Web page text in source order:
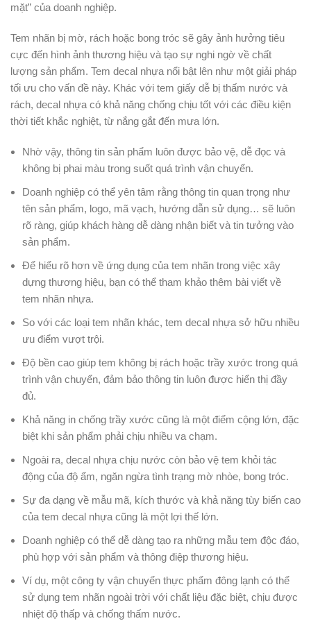
mặt” của doanh nghiệp.
Tem nhãn bị mờ, rách hoặc bong tróc sẽ gây ảnh hưởng tiêu
cực đến hình ảnh thương hiệu và tạo sự nghi ngờ về chất
lượng sản phẩm. Tem decal nhựa nổi bật lên như một giải pháp
tối ưu cho vấn đề này. Khác với tem giấy dễ bị thấm nước và
rách, decal nhựa có khả năng chống chịu tốt với các điều kiện
thời tiết khắc nghiệt, từ nắng gắt đến mưa lớn.
Nhờ vậy, thông tin sản phẩm luôn được bảo vệ, dễ đọc và
không bị phai màu trong suốt quá trình vận chuyển.
Doanh nghiệp có thể yên tâm rằng thông tin quan trọng như
tên sản phẩm, logo, mã vạch, hướng dẫn sử dụng… sẽ luôn
rõ ràng, giúp khách hàng dễ dàng nhận biết và tin tưởng vào
sản phẩm.
Để hiểu rõ hơn về ứng dụng của tem nhãn trong việc xây
dựng thương hiệu, bạn có thể tham khảo thêm bài viết về
tem nhãn nhựa.
So với các loại tem nhãn khác, tem decal nhựa sở hữu nhiều
ưu điểm vượt trội.
Độ bền cao giúp tem không bị rách hoặc trầy xước trong quá
trình vận chuyển, đảm bảo thông tin luôn được hiển thị đầy
đủ.
Khả năng in chống trầy xước cũng là một điểm cộng lớn, đặc
biệt khi sản phẩm phải chịu nhiều va chạm.
Ngoài ra, decal nhựa chịu nước còn bảo vệ tem khỏi tác
động của độ ẩm, ngăn ngừa tình trạng mờ nhòe, bong tróc.
Sự đa dạng về mẫu mã, kích thước và khả năng tùy biến cao
của tem decal nhựa cũng là một lợi thế lớn.
Doanh nghiệp có thể dễ dàng tạo ra những mẫu tem độc đáo,
phù hợp với sản phẩm và thông điệp thương hiệu.
Ví dụ, một công ty vận chuyển thực phẩm đông lạnh có thể
sử dụng tem nhãn ngoài trời với chất liệu đặc biệt, chịu được
nhiệt độ thấp và chống thấm nước.